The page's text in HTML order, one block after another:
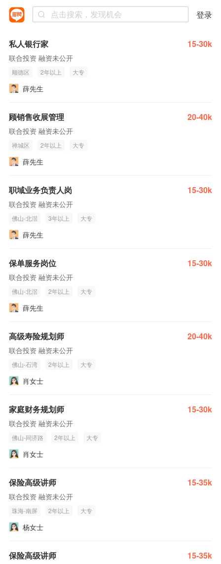
登录
私人银行家 15-30k
联合投资 融资未公开
顺德区 2年以上 大专
薛先生
顾销售收展管理 20-40k
联合投资 融资未公开
禅城区 2年以上 大专
薛先生
职域业务负责人岗 15-30k
联合投资 融资未公开
佛山-北滘 3年以上 大专
薛先生
保单服务岗位 15-30k
联合投资 融资未公开
佛山-北滘 2年以上 大专
薛先生
高级寿险规划师 20-40k
联合投资 融资未公开
佛山-石湾 2年以上 大专
肖女士
家庭财务规划师 15-30k
联合投资 融资未公开
佛山-同济路 2年以上 大专
肖女士
保险高级讲师 15-35k
联合投资 融资未公开
珠海-南屏 2年以上 大专
杨女士
保险高级讲师 15-35k